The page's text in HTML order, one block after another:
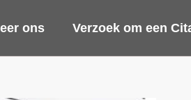
ons Verzoek om een